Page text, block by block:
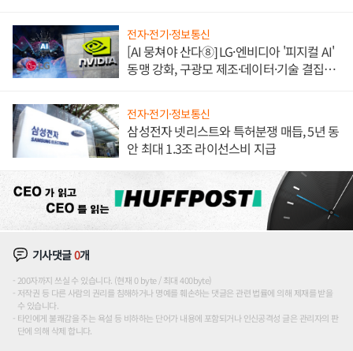
전자·전기·정보통신
[AI 뭉쳐야 산다⑧] LG·엔비디아 '피지컬 AI'
동맹 강화, 구광모 제조·데이터·기술 결집
전자·전기·정보통신
삼성전자 넷리스트와 특허분쟁 매듭, 5년 동
안 최대 1.3조 라이선스비 지급
기사댓글0개
200자까지 쓰실 수 있습니다. (현재 0 byte / 최대 400byte)
저작권 등 다른 사람의 권리를 침해하거나 명예를 훼손하는 댓글은 관련 법률에 의해 제재를 받을
수 있습니다.
타인에게 불쾌감을 주는 욕설 등 비하하는 단어가 내용에 포함되거나 인신공격성 글은 관리자의 판
단에 의해 삭제 합니다.